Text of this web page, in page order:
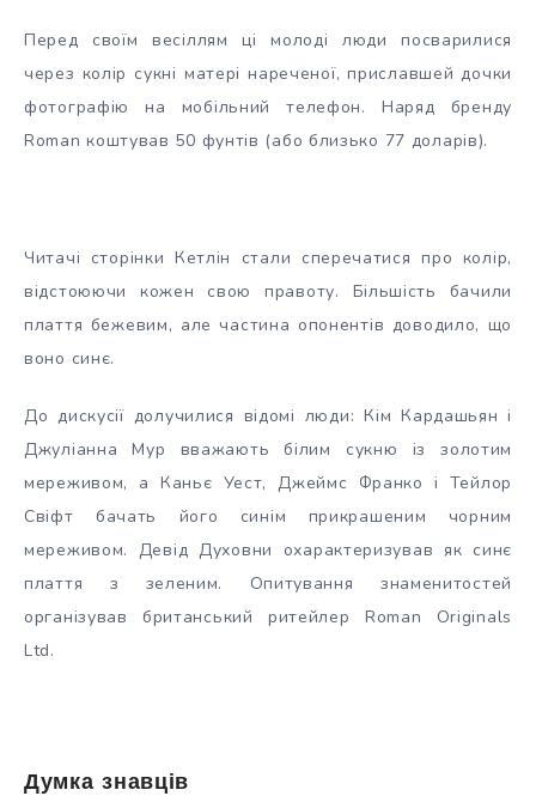
Перед своїм весіллям ці молоді люди посварилися
через колір сукні матері нареченої, приславшей дочки
фотографію на мобільний телефон. Наряд бренду
Roman коштував 50 фунтів (або близько 77 доларів).
Читачі сторінки Кетлін стали сперечатися про колір,
відстоюючи кожен свою правоту. Більшість бачили
плаття бежевим, але частина опонентів доводило, що
воно синє.
До дискусії долучилися відомі люди: Кім Кардашьян і
Джуліанна Мур вважають білим сукню із золотим
мереживом, а Каньє Уест, Джеймс Франко і Тейлор
Свіфт бачать його синім прикрашеним чорним
мереживом. Девід Духовни охарактеризував як синє
плаття з зеленим. Опитування знаменитостей
організував британський ритейлер Roman Originals
Ltd.
Думка знавців